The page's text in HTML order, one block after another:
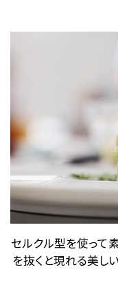
セルクル型を使って
を抜くと現れる美し